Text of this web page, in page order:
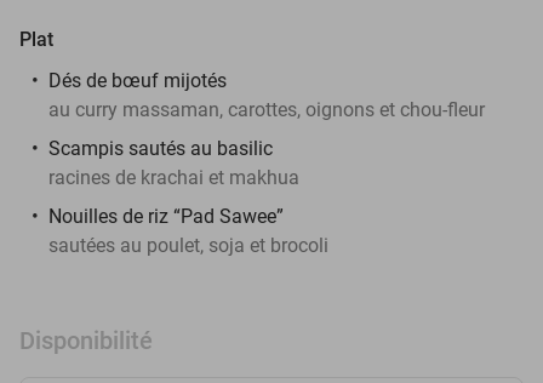
Plat
Dés de bœuf mijotés
au curry massaman, carottes, oignons et chou-fleur
Scampis sautés au basilic
racines de krachai et makhua
Nouilles de riz “Pad Sawee”
sautées au poulet, soja et brocoli
Disponibilité